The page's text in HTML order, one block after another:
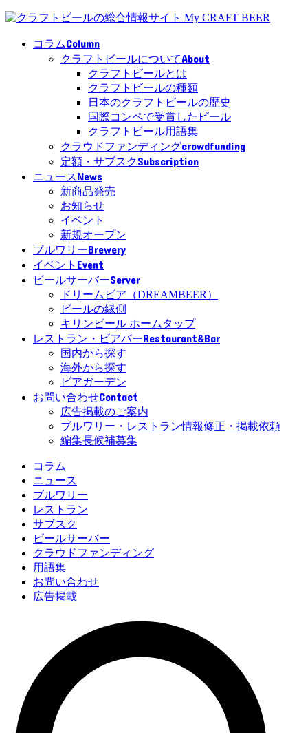
コラムColumn
クラフトビールについてAbout
クラフトビールとは
クラフトビールの種類
日本のクラフトビールの歴史
国際コンペで受賞したビール
クラフトビール用語集
クラウドファンディングcrowdfunding
定額・サブスクSubscription
ニュースNews
新商品発売
お知らせ
イベント
新規オープン
ブルワリーBrewery
イベント Event
ビールサーバーServer
ドリームビア（DREAMBEER）
ビールの縁側
キリンビール ホームタップ
レストラン・ビアバーRestaurant&Bar
国内から探す
海外から探す
ビアガーデン
お問い合わせContact
広告掲載のご案内
ブルワリー・レストラン情報修正・掲載依頼
編集長候補募集
コラム
ニュース
ブルワリー
レストラン
サブスク
ビールサーバー
クラウドファンディング
用語集
お問い合わせ
広告掲載